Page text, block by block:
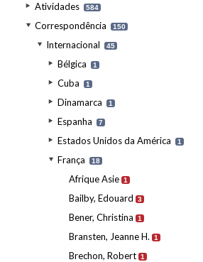
Atividades 584
Correspondência 150
Internacional 45
Bélgica 1
Cuba 1
Dinamarca 1
Espanha 7
Estados Unidos da América 1
França 18
Afrique Asie 1
Bailby, Edouard 3
Bener, Christina 1
Bransten, Jeanne H. 1
Brechon, Robert 1